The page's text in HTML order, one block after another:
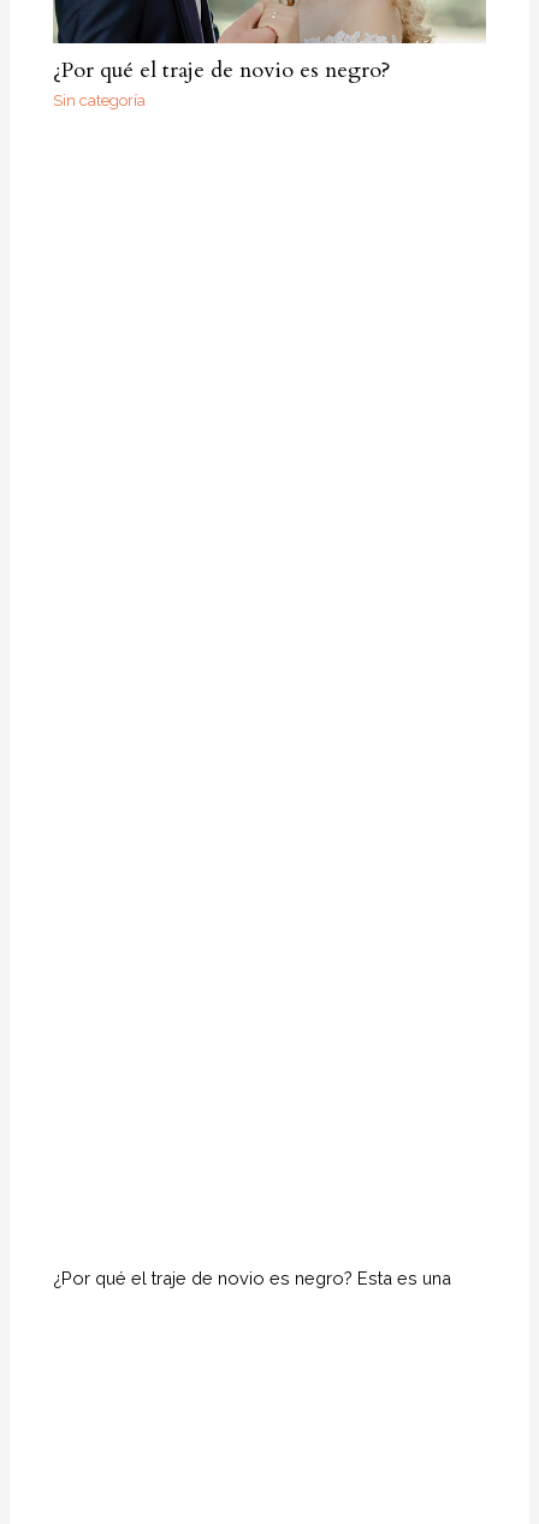
¿Por qué el traje de novio es negro?
Sin categoría
¿Por qué el traje de novio es negro? Esta es una